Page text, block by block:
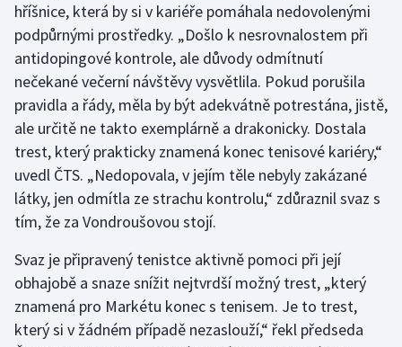
Judo
Krasobruslení
Lezení
Lyže a snowboard
Moderní pětiboj
Motorsport
Olympijské hry
Parasport
hříšnice, která by si v kariéře pomáhala nedovolenými
podpůrnými prostředky. „Došlo k nesrovnalostem při
antidopingové kontrole, ale důvody odmítnutí
nečekané večerní návštěvy vysvětlila. Pokud porušila
pravidla a řády, měla by být adekvátně potrestána, jistě,
ale určitě ne takto exemplárně a drakonicky. Dostala
trest, který prakticky znamená konec tenisové kariéry,“
uvedl ČTS. „Nedopovala, v jejím těle nebyly zakázané
látky, jen odmítla ze strachu kontrolu,“ zdůraznil svaz s
tím, že za Vondroušovou stojí.
Svaz je připravený tenistce aktivně pomoci při její
obhajobě a snaze snížit nejtvrdší možný trest, „který
znamená pro Markétu konec s tenisem. Je to trest,
který si v žádném případě nezaslouží,“ řekl předseda